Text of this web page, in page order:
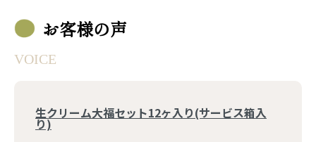
お客様の声
VOICE
生クリーム大福セット12ヶ入り(サービス箱入
り)